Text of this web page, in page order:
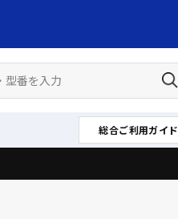
総合ご利用ガイド